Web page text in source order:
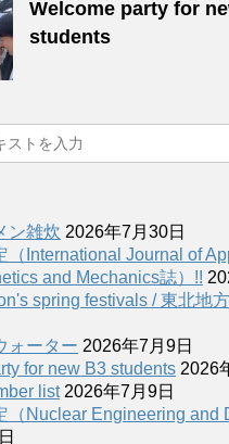
Welcome party for
students
ン雑炊 2026年7月30日
（International Journal of
and Mechanics誌）!!
spring festivals / 東北地
ォーター 2026年7月9日
for new B3 students 2026
list 2026年7月9日
（Nuclear Engineering and